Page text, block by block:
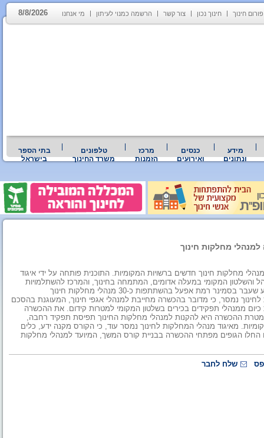
פורום חינוך חינוך נכון צור קשר הרשמה כמנוי לעיתון מי אנחנו 8/8/2026
מידע
ונתונים
כנסים
ואירועים
מרכז
הזמנות
טלפונים
משרד החינוך
בתי הספר
בישראל
מחלקות חינוך
האחרונות פותחה תוכנית הכשרה בת 224 שעות למנהלי מחלקות חינוך חדשים ברשויות המקומיות. התוכנית פותחה על ידי איגוד
והשלטון המקומי במעלה אדומים, המתמחה בחינוך, והמרכז להשתלמויות
. ההכשרה נפתחה בשבוע שעבר בסמינר רמת אפעל בהשתתפות כ-30 מנהלי מחלקות חינוך
נמסר, כי מדובר בהכשרה מחייבת למנהלי אגפי חינוך, המעוגנת בהסכם
ממנהלי תפקידים בכירים בשלטון המקומי למטרות קידום. את ההכשרה
ההכשרה היא להקנות למנהלי מחלקות החינוך תפיסת תפקיד רחבה,
מאיגוד מנהלי המחלקות לחינוך נמסר עוד, כי הקורס מקנה ידע, כלים
החלו הגופים מפתחי ההכשרה בבניית קורס המשך, המיועד למנהלי מחלקות
שלח לחבר